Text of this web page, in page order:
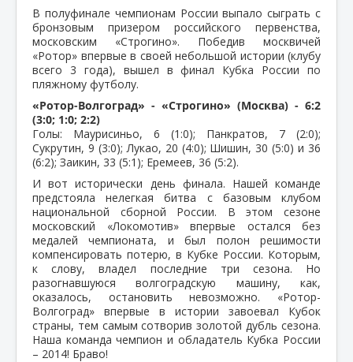
В полуфинале чемпионам России выпало сыграть с
бронзовым призером российского первенства,
московским «Строгино». Победив москвичей
«Ротор» впервые в своей небольшой истории (клубу
всего 3 года), вышел в финал Кубка России по
пляжному футболу.
«Ротор-Волгоград» - «Строгино» (Москва) - 6:2
(3:0; 1:0; 2:2)
Голы: Маурисиньо, 6 (1:0); Панкратов, 7 (2:0);
Сукрутин, 9 (3:0); Лукао, 20 (4:0); Шишин, 30 (5:0) и 36
(6:2); Заикин, 33 (5:1); Еремеев, 36 (5:2).
И вот исторически день финала. Нашей команде
предстояла нелегкая битва с базовым клубом
национальной сборной России. В этом сезоне
московский «Локомотив» впервые остался без
медалей чемпионата, и был полон решимости
компенсировать потерю, в Кубке России. Которым,
к слову, владел последние три сезона. Но
разогнавшуюся волгоградскую машину, как,
оказалось, остановить невозможно. «Ротор-
Волгоград» впервые в истории завоевал Кубок
страны, тем самым сотворив золотой дубль сезона.
Наша команда чемпион и обладатель Кубка России
– 2014! Браво!